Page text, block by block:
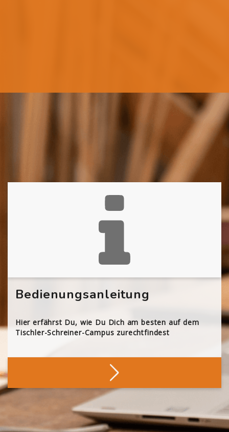
Bedienungsanleitung
Hier erfährst Du, wie Du Dich am besten auf dem
Tischler-Schreiner-Campus zurechtfindest